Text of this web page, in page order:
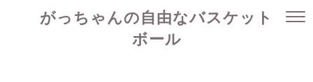
がっちゃんの自由なバスケット
ボール